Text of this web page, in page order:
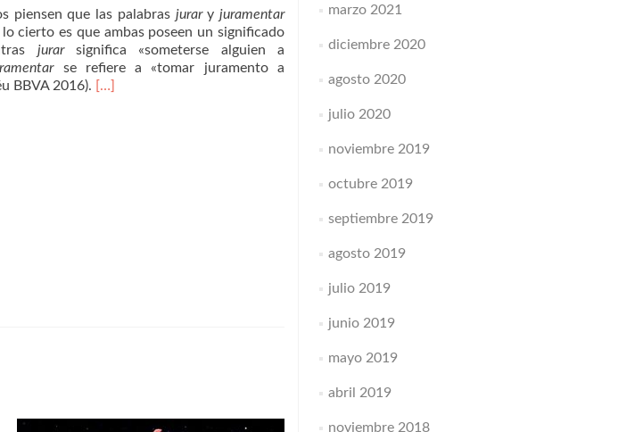
piensen que las palabras jurary juramentar
cierto es que ambas poseen un significado
jurarsignifica «someterse alguien a
se refiere a «tomar juramento a
BBVA 2016).
[…]
marzo 2021
diciembre 2020
agosto 2020
julio 2020
noviembre 2019
octubre 2019
septiembre 2019
agosto 2019
julio 2019
junio 2019
mayo 2019
abril 2019
noviembre 2018